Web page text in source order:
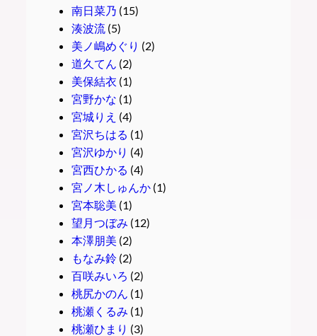
南日菜乃 (15)
湊波流 (5)
美ノ嶋めぐり (2)
道久てん (2)
美保結衣 (1)
宮野かな (1)
宮城りえ (4)
宮沢ちはる (1)
宮沢ゆかり (4)
宮西ひかる (4)
宮ノ木しゅんか(1)
宮本聡美 (1)
望月つぼみ (12)
本澤朋美 (2)
もなみ鈴(2)
百咲みいろ (2)
桃尻かのん (1)
桃瀬くるみ (1)
桃瀬ひまり (3)